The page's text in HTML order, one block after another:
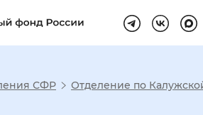
СФР Отделение по